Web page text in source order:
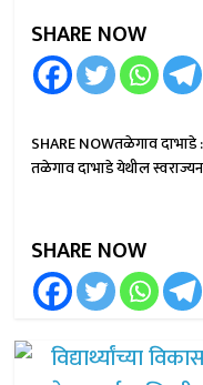
SHARE NOW
SHARE NOWतळेगाव दाभाडे
तळेगाव दाभाडे येथील
SHARE NOW